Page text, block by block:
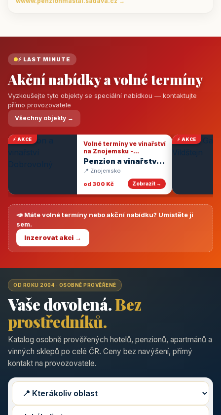
⚡ LAST MINUTE
Akční nabídky a volné termíny
Vyzkoušejte tyto objekty se speciální nabídkou — kontaktujte
přímo provozovatele
Všechny objekty →
⚡ AKCE
Volné termíny ve vinařství
na Znojemsku -
degustace vín
Penzion a vinařství
Dobrovolný
📍 Znojemsko
od 300 Kč
Zobrazit →
⚡ AKCE
📣 Máte volné termíny nebo akční nabídku? Umístěte ji
sem.
Inzerovat akci →
OD ROKU 2004 · OSOBNĚ PROVĚŘENÉ
Vaše dovolená.Bez
prostředníků.
Katalog osobně prověřených hotelů, penzionů, apartmánů a
vinných sklepů po celé ČR. Ceny bez navýšení, přímý
kontakt na provozovatele.